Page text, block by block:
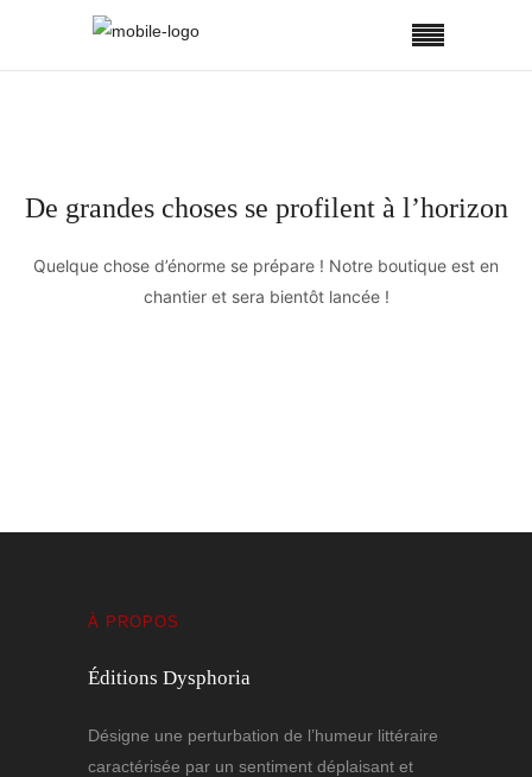
De grandes choses se profilent à l’horizon
Quelque chose d’énorme se prépare ! Notre boutique est en
chantier et sera bientôt lancée !
À PROPOS
Éditions Dysphoria
Désigne une perturbation de l’humeur littéraire
caractérisée par un sentiment déplaisant et